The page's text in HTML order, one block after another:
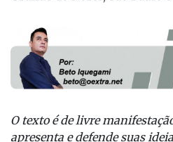
O texto é de livre
apresenta e defende suas